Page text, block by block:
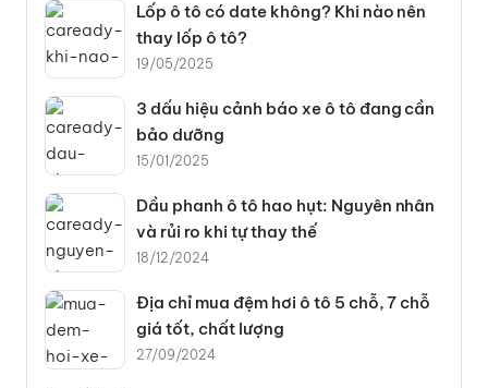
Lốp ô tô có date không? Khi nào nên
thay lốp ô tô?
19/05/2025
3 dấu hiệu cảnh báo xe ô tô đang cần
bảo dưỡng
15/01/2025
Dầu phanh ô tô hao hụt: Nguyên nhân
và rủi ro khi tự thay thế
18/12/2024
Địa chỉ mua đệm hơi ô tô 5 chỗ, 7 chỗ
giá tốt, chất lượng
27/09/2024